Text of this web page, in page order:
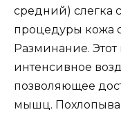
средний) слегка
процедуры кожа
Разминание.
интенсивное
позволяющее
мышц.